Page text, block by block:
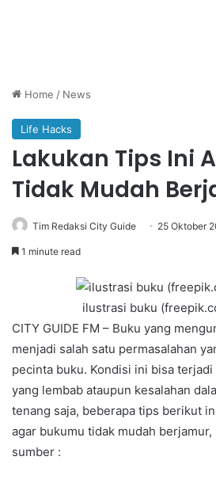
Home / News
Life Hacks
Lakukan Tips Ini
Tidak Mudah
Tim Redaksi City Guide 25 Oktober
1 minute read
ilustrasi buku
CITY GUIDE FM – Buku yang
menjadi salah satu permasalahan
pecinta buku. Kondisi ini bisa
yang lembab ataupun kesalahan
tenang saja, beberapa tips berikut
agar bukumu tidak mudah
sumber :